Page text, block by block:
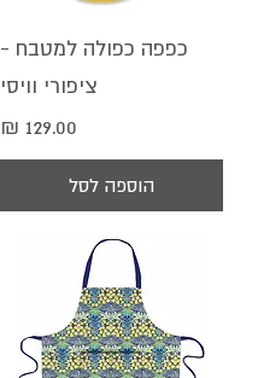
כפפה כפולה למטבח -
ציפורי וויסי
מחיר
הוספה לסל